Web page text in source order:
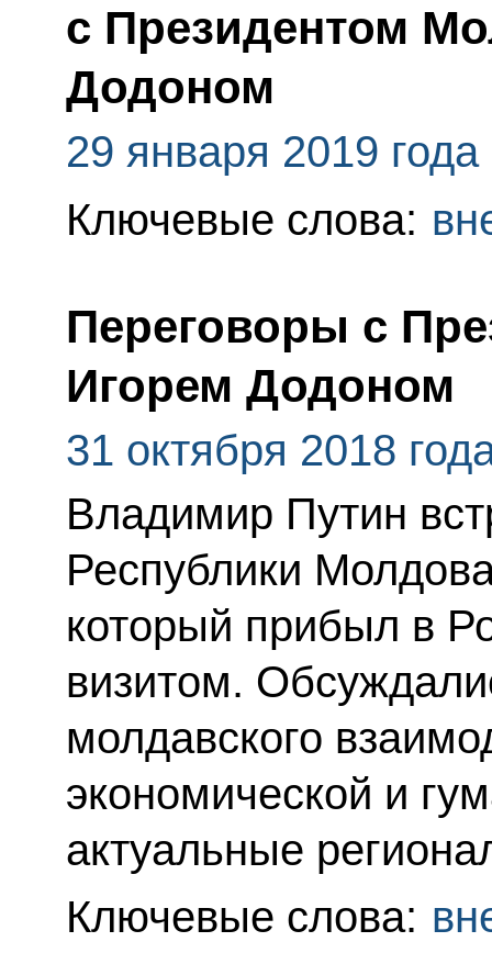
с Президентом
Додоном
29 января 2019 года
Ключевые слова:
Переговоры с
Игорем Додоном
31 октября 2018
Владимир Путин
Республики
который прибыл в
визитом.
молдавского
экономической и
актуальные
Ключевые слова: